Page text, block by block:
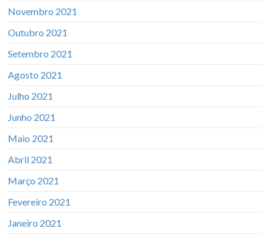
Novembro 2021
Outubro 2021
Setembro 2021
Agosto 2021
Julho 2021
Junho 2021
Maio 2021
Abril 2021
Março 2021
Fevereiro 2021
Janeiro 2021